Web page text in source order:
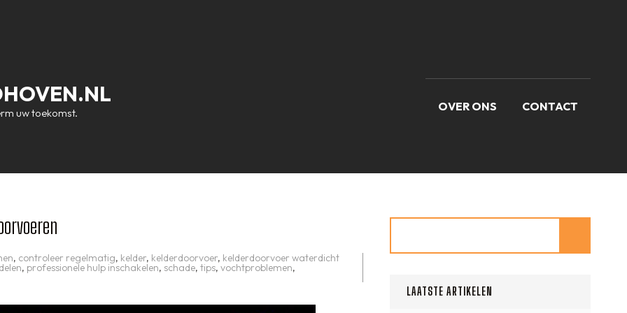
uw toekomst. OVER ONS CONTACT
, controleer regelmatig, kelder, kelderdoorvoer, kelderdoorvoer waterdicht
, professionele hulp inschakelen, schade, tips, vochtproblemen,
LAATSTE ARTIKELEN